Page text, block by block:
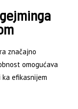
značajno
omogućava
efikasnijem